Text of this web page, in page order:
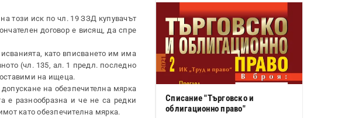
този иск по чл. 19 ЗЗД купувачът
договор е висящ, да спре
като вписването им има
(чл. 135, ал. 1 предл. последно
на ищеца.
на обезпечителна мярка
е разнообразна и че не са редки
като обезпечителна мярка.
Списание "Търговско и
облигационно право"